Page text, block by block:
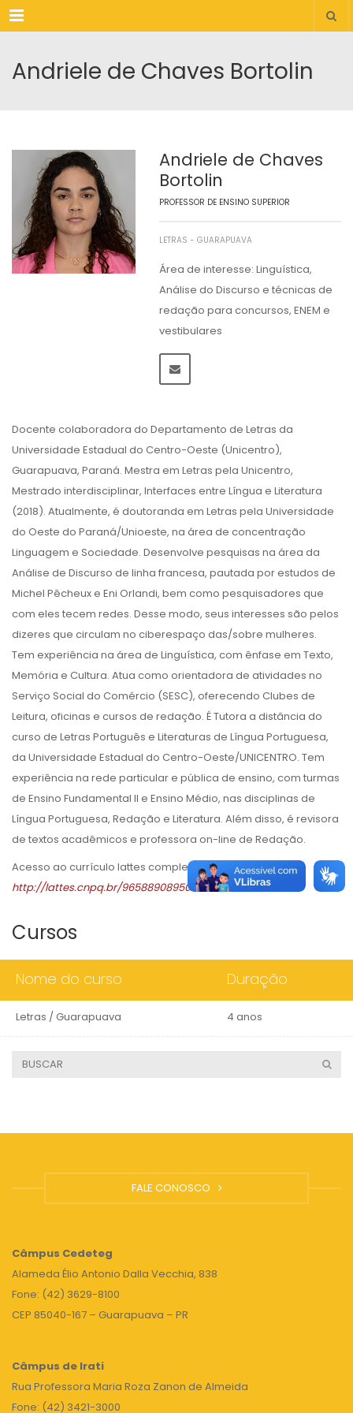
Menu
Andriele de Chaves Bortolin
Andriele de Chaves
Bortolin
PROFESSOR DE ENSINO SUPERIOR
LETRAS - GUARAPUAVA
Área de interesse: Linguística,
Análise do Discurso e técnicas de
redação para concursos, ENEM e
vestibulares
Docente colaboradora do Departamento de Letras da
Universidade Estadual do Centro-Oeste (Unicentro),
Guarapuava, Paraná. Mestra em Letras pela Unicentro,
Mestrado interdisciplinar, Interfaces entre Língua e Literatura
(2018). Atualmente, é doutoranda em Letras pela Universidade
do Oeste do Paraná/Unioeste, na área de concentração
Linguagem e Sociedade. Desenvolve pesquisas na área da
Análise de Discurso de linha francesa, pautada por estudos de
Michel Pêcheux e Eni Orlandi, bem como pesquisadores que
com eles tecem redes. Desse modo, seus interesses são pelos
dizeres que circulam no ciberespaço das/sobre mulheres.
Tem experiência na área de Linguística, com ênfase em Texto,
Memória e Cultura. Atua como orientadora de atividades no
Serviço Social do Comércio (SESC), oferecendo Clubes de
Leitura, oficinas e cursos de redação. É Tutora a distância do
curso de Letras Português e Literaturas de Língua Portuguesa,
da Universidade Estadual do Centro-Oeste/UNICENTRO. Tem
experiência na rede particular e pública de ensino, com turmas
de Ensino Fundamental II e Ensino Médio, nas disciplinas de
Língua Portuguesa, Redação e Literatura. Além disso, é revisora
de textos acadêmicos e professora on-line de Redação.
Acesso ao currículo lattes completo em:
http://lattes.cnpq.br/9658890895067738
Cursos
Nome do curso Duração
Letras / Guarapuava 4 anos
FALE CONOSCO
Câmpus Cedeteg
Alameda Élio Antonio Dalla Vecchia, 838
Fone: (42) 3629-8100
CEP 85040-167 – Guarapuava – PR
Câmpus de Irati
Rua Professora Maria Roza Zanon de Almeida
Fone: (42) 3421-3000